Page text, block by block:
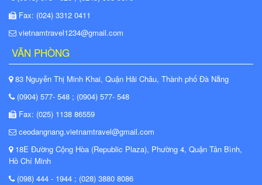
Fax: (024) 3312 0411
vietnamtravel1234@gmail.com
VĂN PHÒNG
83 Nguyễn Thị Minh Khai, Quận Hải Châu, Thành phố Đà Nẵng
(0904) 577- 548 ; (0904) 577- 548
Fax: (025) 1138 86559
ceodangnang.vietnamtravel@gmail.com
18E Đường Cộng Hòa (Republic Plaza), Phường 4, Quận Tân Bình,
Hồ Chí Minh
(098) 444 - 1944 ; (028) 3880 8086